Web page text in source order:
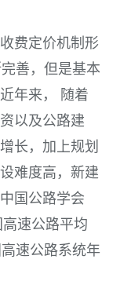
费定价机制形
善，但是基本
年来， 随着
以及公路建
长，加上规划
难度高，新建
国公路学会
速公路平均
速公路系统年